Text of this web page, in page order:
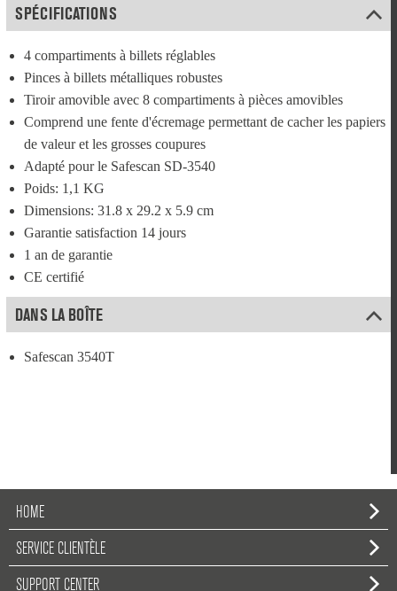
SPÉCIFICATIONS
4 compartiments à billets réglables
Pinces à billets métalliques robustes
Tiroir amovible avec 8 compartiments à pièces amovibles
Comprend une fente d'écremage permettant de cacher les papiers
de valeur et les grosses coupures
Adapté pour le Safescan SD-3540
Poids: 1,1 KG
Dimensions: 31.8 x 29.2 x 5.9 cm
Garantie satisfaction 14 jours
1 an de garantie
CE certifié
DANS LA BOÎTE
Safescan 3540T
HOME
SERVICE CLIENTÈLE
SUPPORT CENTER